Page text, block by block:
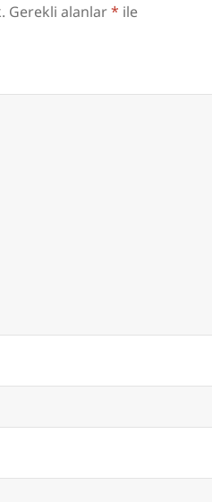
Gerekli alanlar* ile